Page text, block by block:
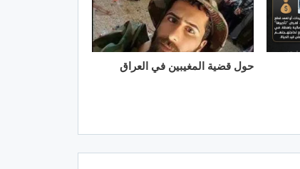
حول قضية المغيبين في العراق